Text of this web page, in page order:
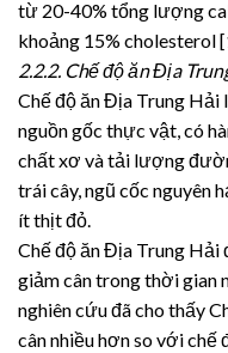
từ 20-40% tổng lượng
khoảng 15% cholesterol
2.2.2. Chế độ ăn Địa
Chế độ ăn Địa Trung Hải
nguồn gốc thực vật, có
chất xơ và tải lượng
trái cây, ngũ cốc nguyên
ít thịt đỏ.
Chế độ ăn Địa Trung Hải
giảm cân trong thời gian
nghiên cứu đã cho thấy
cân nhiều hơn so với chế